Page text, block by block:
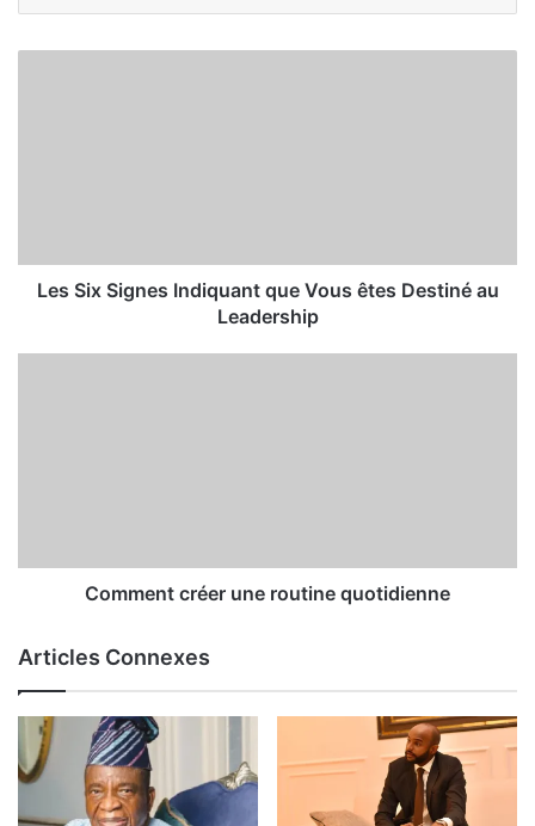
Les Six Signes Indiquant que Vous êtes Destiné au
Leadership
Comment créer une routine quotidienne
Articles Connexes